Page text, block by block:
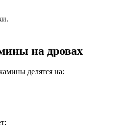
на дровах
делятся на: